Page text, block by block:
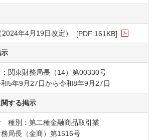
規ウィンドウで開きます
年4月19日改定）
[PDF:161KB]
規ウィンドウで開きます
関東財務局長（14）第00330号
5年9月27日から令和8年9月27日
する掲示
種別：第二種金融商品取引業
局長（金商）第1516号